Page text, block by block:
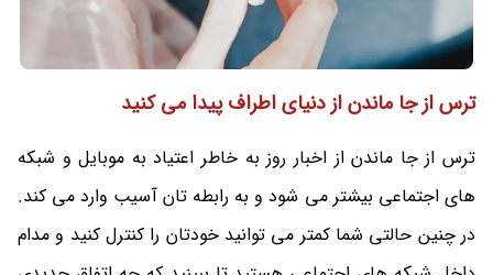
ترس از جا ماندن از دنیای اطراف پیدا می کنید
ترس از جا ماندن از اخبار روز به خاطر اعتیاد به موبایل و شبکه
های اجتماعی بیشتر می شود و به رابطه تان آسیب وارد می کند.
در چنین حالتی شما کمتر می توانید خودتان را کنترل کنید و مدام